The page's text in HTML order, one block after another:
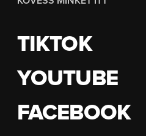
TIKTOK
YOUTUBE
FACEBOOK